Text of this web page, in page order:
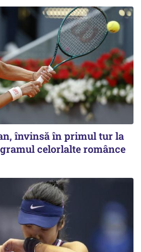
învinsă în primul tur la
celorlalte românce